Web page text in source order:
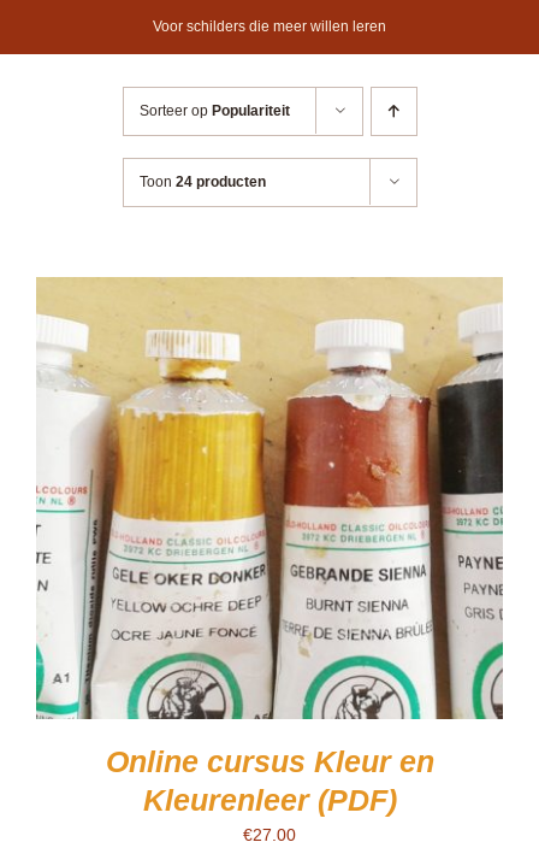
Voor schilders die meer willen leren
Sorteer op Populariteit
Toon 24 producten
Online cursus Kleur en
Kleurenleer (PDF)
€27.00